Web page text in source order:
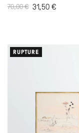
70,00€ 31,50€
RUPTURE